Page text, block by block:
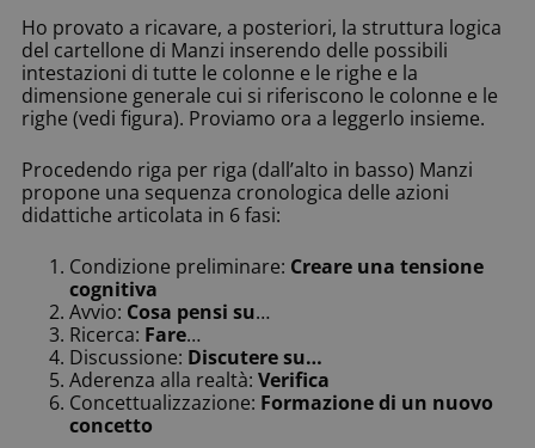
Ho provato a ricavare, a posteriori, la struttura logica
del cartellone di Manzi inserendo delle possibili
intestazioni di tutte le colonne e le righe e la
dimensione generale cui si riferiscono le colonne e le
righe (vedi figura). Proviamo ora a leggerlo insieme.
Procedendo riga per riga (dall’alto in basso) Manzi
propone una sequenza cronologica delle azioni
didattiche articolata in 6 fasi:
Condizione preliminare: Creare una tensione
cognitiva
Avvio: Cosa pensi su…
Ricerca: Fare…
Discussione: Discutere su…
Aderenza alla realtà: Verifica
Concettualizzazione: Formazione di un nuovo
concetto